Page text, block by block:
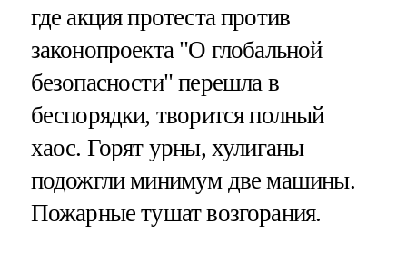
где акция протеста против
законопроекта "О глобальной
безопасности" перешла в
беспорядки, творится полный
хаос. Горят урны, хулиганы
подожгли минимум две машины.
Пожарные тушат возгорания.